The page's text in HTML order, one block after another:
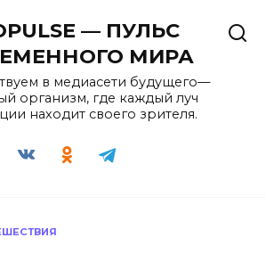
— ПУЛЬС
МИРА
в медиасети будущего—
организм, где каждый луч
находит своего зрителя.